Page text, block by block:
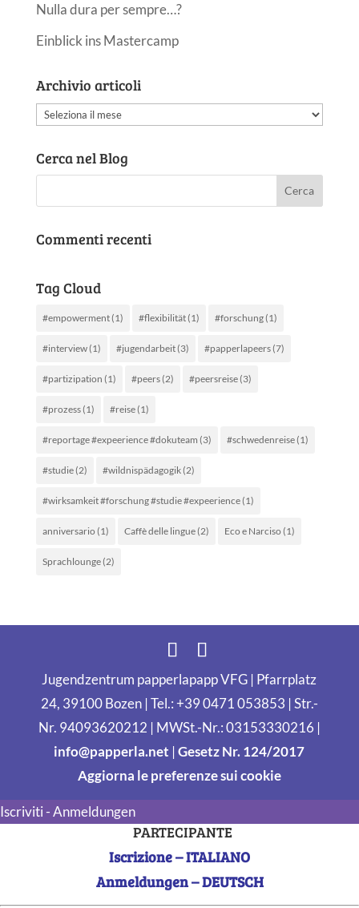
Nulla dura per sempre…?
Einblick ins Mastercamp
Archivio articoli
Archivio
Cerca nel Blog
Commenti recenti
Tag Cloud
#empowerment(1) #flexibilität(1) #forschung(1)
#interview(1) #jugendarbeit(3) #papperlapeers(7)
#partizipation (1) #peers(2) #peersreise(3)
#prozess(1) #reise(1)
#reportage #expeerience #dokuteam (3) #schwedenreise(1)
#studie(2) #wildnispädagogik(2)
#wirksamkeit #forschung #studie #expeerience(1)
anniversario (1) Caffè delle lingue(2) Eco e Narciso (1)
Sprachlounge(2)
Jugendzentrum papperlapapp VFG | Pfarrplatz
24, 39100 Bozen | Tel.: +39 0471 053853 | Str.-
Nr. 94093620212 | MWSt.-Nr.: 03153330216 |
info@papperla.net |Gesetz Nr. 124/2017
Aggiorna le preferenze sui cookie
Iscriviti - Anmeldungen
PARTECIPANTE
Iscrizione – ITALIANO
Anmeldungen – DEUTSCH